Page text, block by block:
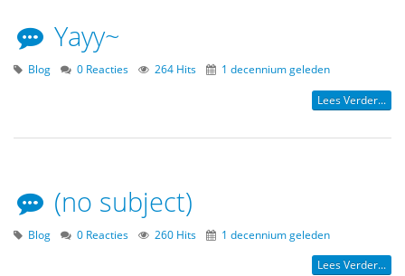
Yayy~
Blog 0 Reacties 264 Hits 1 decennium geleden
Lees Verder...
(no subject)
Blog 0 Reacties 260 Hits 1 decennium geleden
Lees Verder...